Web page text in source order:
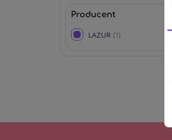
Producent
LAZUR (1)